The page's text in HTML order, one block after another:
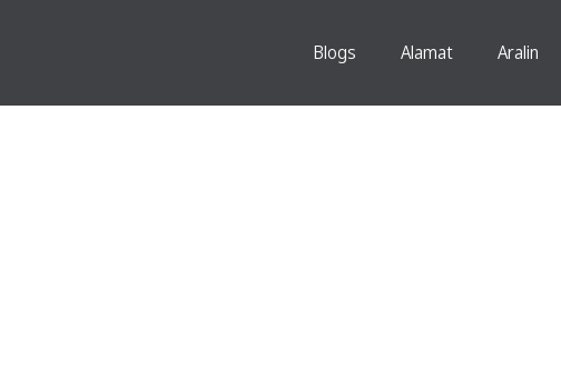
Blogs Alamat Aralin